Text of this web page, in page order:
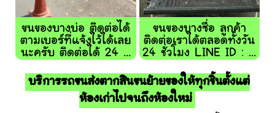
ขนของบางบ่อ ติดต่อได้
ตามเบอร์ที่แจ้งไว้ได้เลย
นะครับ ติดต่อได้ 24 ...
ขนของบางซื่อ ลูกค้า
ติดต่อเราได้ตลอดทั้งวัน
24 ชั่วโมง LINE ID : ...
บริการรถขนส่งตากสินขนย้ายของให้ทุกชิ้นตั้งแต่
ห้องเก่าไปจนถึงห้องใหม่